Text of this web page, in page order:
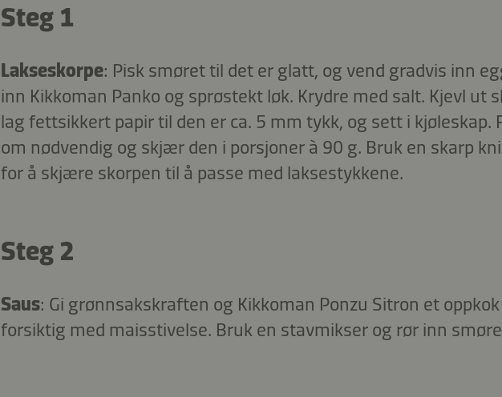
Steg 1
Lakseskorpe: Pisk smøret til det er glatt, og vend gradvis inn
inn Kikkoman Panko og sprøstekt løk. Krydre med salt. Kjevl ut
lag fettsikkert papir til den er ca. 5 mm tykk, og sett i kjøleskap.
om nødvendig og skjær den i porsjoner à 90 g. Bruk en skarp
for å skjære skorpen til å passe med laksestykkene.
Steg 2
Saus: Gi grønnsakskraften og Kikkoman Ponzu Sitron et
forsiktig med maisstivelse. Bruk en stavmikser og rør inn